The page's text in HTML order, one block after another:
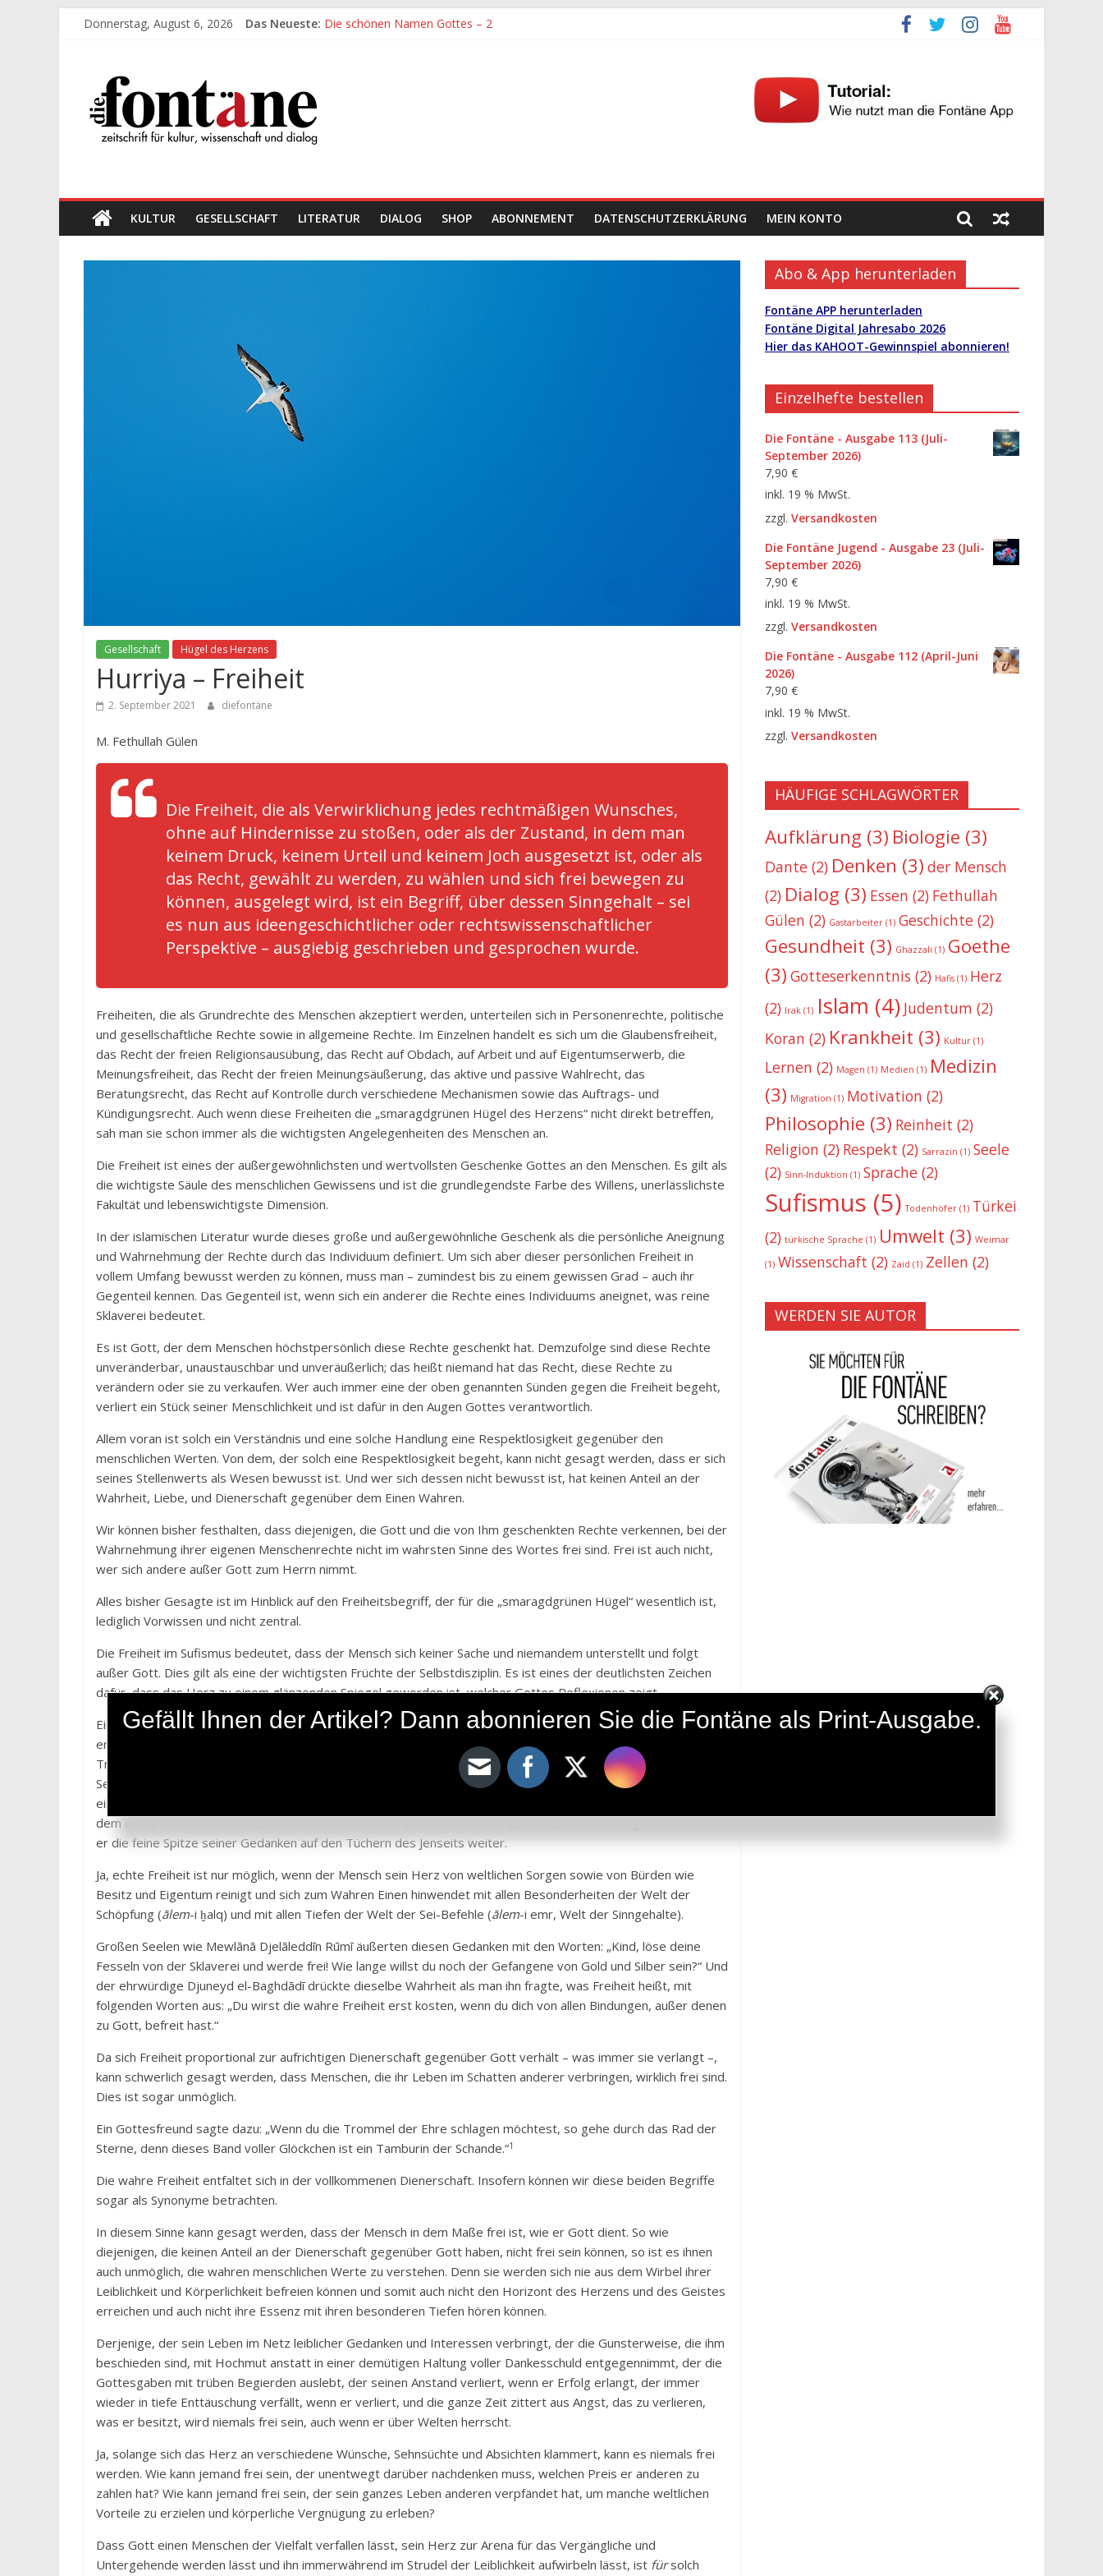
ZumDonnerstag, August 6, 2026 Das Neueste: Die schönen Namen Gottes – 2
Die
Fontäne
kultur,
wissenschaft
und
KULTUR GESELLSCHAFT LITERATUR DIALOG SHOP ABONNEMENT DATENSCHUTZERKLÄRUNG MEIN KONTO
Gesellschaft Hügel des Herzens
Hurriya – Freiheit
2. September 2021 diefontäne
M. Fethullah Gülen
Die Freiheit, die als Verwirklichung jedes rechtmäßigen Wunsches,
ohne auf Hindernisse zu stoßen, oder als der Zustand, in dem man
keinem Druck, keinem Urteil und keinem Joch ausgesetzt ist, oder als
das Recht, gewählt zu werden, zu wählen und sich frei bewegen zu
können, ausgelegt wird, ist ein Begriff, über dessen Sinngehalt – sei
es nun aus ideengeschichtlicher oder rechtswissenschaftlicher
Perspektive – ausgiebig geschrieben und gesprochen wurde.
Freiheiten, die als Grundrechte des Menschen akzeptiert werden, unterteilen sich in Personenrechte, politische
und gesellschaftliche Rechte sowie in allgemeine Rechte. Im Einzelnen handelt es sich um die Glaubensfreiheit,
das Recht der freien Religionsausübung, das Recht auf Obdach, auf Arbeit und auf Eigentumserwerb, die
Meinungsfreiheit, das Recht der freien Meinungsäußerung, das aktive und passive Wahlrecht, das
Beratungsrecht, das Recht auf Kontrolle durch verschiedene Mechanismen sowie das Auftrags- und
Kündigungsrecht. Auch wenn diese Freiheiten die „smaragdgrünen Hügel des Herzens“ nicht direkt betreffen,
sah man sie schon immer als die wichtigsten Angelegenheiten des Menschen an.
Die Freiheit ist eines der außergewöhnlichsten und wertvollsten Geschenke Gottes an den Menschen. Es gilt als
die wichtigste Säule des menschlichen Gewissens und ist die grundlegendste Farbe des Willens, unerlässlichste
Fakultät und lebenswichtigste Dimension.
In der islamischen Literatur wurde dieses große und außergewöhnliche Geschenk als die persönliche Aneignung
und Wahrnehmung der Rechte durch das Individuum definiert. Um sich aber dieser persönlichen Freiheit in
vollem Umfang bewusst werden zu können, muss man – zumindest bis zu einem gewissen Grad – auch ihr
Gegenteil kennen. Das Gegenteil ist, wenn sich ein anderer die Rechte eines Individuums aneignet, was reine
Sklaverei bedeutet.
Es ist Gott, der dem Menschen höchstpersönlich diese Rechte geschenkt hat. Demzufolge sind diese Rechte
unveränderbar, unaustauschbar und unveräußerlich; das heißt niemand hat das Recht, diese Rechte zu
verändern oder sie zu verkaufen. Wer auch immer eine der oben genannten Sünden gegen die Freiheit begeht,
verliert ein Stück seiner Menschlichkeit und ist dafür in den Augen Gottes verantwortlich.
Allem voran ist solch ein Verständnis und eine solche Handlung eine Respektlosigkeit gegenüber den
menschlichen Werten. Von dem, der solch eine Respektlosigkeit begeht, kann nicht gesagt werden, dass er sich
seines Stellenwerts als Wesen bewusst ist. Und wer sich dessen nicht bewusst ist, hat keinen Anteil an der
Wahrheit, Liebe, und Dienerschaft gegenüber dem Einen Wahren.
Wir können bisher festhalten, dass diejenigen, die Gott und die von Ihm geschenkten Rechte verkennen, bei der
Wahrnehmung ihrer eigenen Menschenrechte nicht im wahrsten Sinne des Wortes frei sind. Frei ist auch nicht,
wer sich andere außer Gott zum Herrn nimmt.
Alles bisher Gesagte ist im Hinblick auf den Freiheitsbegriff, der für die „smaragdgrünen Hügel“ wesentlich ist,
lediglich Vorwissen und nicht zentral.
Die Freiheit im Sufismus bedeutet, dass der Mensch sich keiner Sache und niemandem unterstellt und folgt
außer Gott. Dies gilt als eine der wichtigsten Früchte der Selbstdisziplin. Es ist eines der deutlichsten Zeichen
dafür, dass das Herz zu einem glänzenden Spiegel geworden ist, welcher Gottes Reflexionen zeigt.
Ein Reisender der Wahrheit, der diesen Punkt durch tausendfache Selbstdisziplin und mit der Hilfe Gottes
erreicht hat, unterbricht in seinem Herzen die Verbindung mit dem Sein und mit allen Dingen. Mit seinen
Träumen, in denen er durch die Lüfte der Freiheit fliegt, mit seinem Herzen, das freudig im Takt seiner
Sehnsucht nach Freiheit schlägt, mit seinen Gefühlen, die die Melodie der Freiheit summen, und indem er jede
einzelne Barriere durchbricht, die sein Ego umschließt, wendet er sich der einzig wahren Quelle der Liebe und
dem einzig wahren Freund zu, und im Sinne der Philosophie des ehrwürdigen Ḥāriṯ el-Muḥāsibī (gest. 857) webt
er die feine Spitze seiner Gedanken auf den Tüchern des Jenseits weiter.
Ja, echte Freiheit ist nur möglich, wenn der Mensch sein Herz von weltlichen Sorgen sowie von Bürden wie
Besitz und Eigentum reinigt und sich zum Wahren Einen hinwendet mit allen Besonderheiten der Welt der
Schöpfung (ālem-i ḫalq) und mit allen Tiefen der Welt der Sei-Befehle (ālem-i emr, Welt der Sinngehalte).
Großen Seelen wie Mewlānā Djelāleddīn Rūmī äußerten diesen Gedanken mit den Worten: „Kind, löse deine
Fesseln von der Sklaverei und werde frei! Wie lange willst du noch der Gefangene von Gold und Silber sein?“ Und
der ehrwürdige Djuneyd el-Baghdādī drückte dieselbe Wahrheit als man ihn fragte, was Freiheit heißt, mit
folgenden Worten aus: „Du wirst die wahre Freiheit erst kosten, wenn du dich von allen Bindungen, außer denen
zu Gott, befreit hast.“
Da sich Freiheit proportional zur aufrichtigen Dienerschaft gegenüber Gott verhält – was immer sie verlangt –,
kann schwerlich gesagt werden, dass Menschen, die ihr Leben im Schatten anderer verbringen, wirklich frei sind.
Dies ist sogar unmöglich.
Ein Gottesfreund sagte dazu: „Wenn du die Trommel der Ehre schlagen möchtest, so gehe durch das Rad der
Sterne, denn dieses Band voller Glöckchen ist ein Tamburin der Schande.“1
Die wahre Freiheit entfaltet sich in der vollkommenen Dienerschaft. Insofern können wir diese beiden Begriffe
sogar als Synonyme betrachten.
In diesem Sinne kann gesagt werden, dass der Mensch in dem Maße frei ist, wie er Gott dient. So wie
diejenigen, die keinen Anteil an der Dienerschaft gegenüber Gott haben, nicht frei sein können, so ist es ihnen
auch unmöglich, die wahren menschlichen Werte zu verstehen. Denn sie werden sich nie aus dem Wirbel ihrer
Leiblichkeit und Körperlichkeit befreien können und somit auch nicht den Horizont des Herzens und des Geistes
erreichen und auch nicht ihre Essenz mit ihren besonderen Tiefen hören können.
Derjenige, der sein Leben im Netz leiblicher Gedanken und Interessen verbringt, der die Gunsterweise, die ihm
beschieden sind, mit Hochmut anstatt in einer demütigen Haltung voller Dankesschuld entgegennimmt, der die
Gottesgaben mit trüben Begierden auslebt, der seinen Anstand verliert, wenn er Erfolg erlangt, der immer
wieder in tiefe Enttäuschung verfällt, wenn er verliert, und die ganze Zeit zittert aus Angst, das zu verlieren,
was er besitzt, wird niemals frei sein, auch wenn er über Welten herrscht.
Ja, solange sich das Herz an verschiedene Wünsche, Sehnsüchte und Absichten klammert, kann es niemals frei
werden. Wie kann jemand frei sein, der unentwegt darüber nachdenken muss, welchen Preis er anderen zu
zahlen hat? Wie kann jemand frei sein, der sein ganzes Leben anderen verpfändet hat, um manche weltlichen
Vorteile zu erzielen und körperliche Vergnügung zu erleben?
Dass Gott einen Menschen der Vielfalt verfallen lässt, sein Herz zur Arena für das Vergängliche und
Untergehende werden lässt und ihn immerwährend im Strudel der Leiblichkeit aufwirbeln lässt, ist fürsolch
Abo & App herunterladen
Fontäne APP herunterladen
Fontäne Digital Jahresabo 2026
Hier das KAHOOT-Gewinnspiel abonnieren!
Einzelhefte bestellen
Die Fontäne - Ausgabe 113 (Juli-
September 2026)
7,90 €
inkl. 19 % MwSt.
zzgl. Versandkosten
Die Fontäne Jugend - Ausgabe 23 (Juli-
September 2026)
7,90 €
inkl. 19 % MwSt.
zzgl. Versandkosten
Die Fontäne - Ausgabe 112 (April-Juni
2026)
7,90 €
inkl. 19 % MwSt.
zzgl. Versandkosten
HÄUFIGE SCHLAGWÖRTER
Aufklärung (3) Biologie (3)
Dante (2) Denken (3) der Mensch
(2) Dialog (3) Essen (2) Fethullah
Gülen (2) Gastarbeiter (1) Geschichte (2)
Gesundheit (3) Ghazzali (1) Goethe
(3) Gotteserkenntnis (2) Hafis (1) Herz
(2) Irak (1) Islam (4) Judentum (2)
Koran (2) Krankheit (3) Kultur (1)
Lernen (2) Magen (1) Medien (1) Medizin
(3) Migration (1) Motivation (2)
Philosophie (3) Reinheit (2)
Religion (2) Respekt (2) Sarrazin (1) Seele
(2) Sinn-Induktion (1) Sprache (2)
Sufismus (5) Todenhöfer (1) Türkei
(2) türkische Sprache (1) Umwelt (3) Weimar
(1) Wissenschaft (2) Zaid (1) Zellen (2)
WERDEN SIE AUTOR
Gefällt Ihnen der Artikel? Dann abonnieren Sie die Fontäne als Print-Ausgabe.